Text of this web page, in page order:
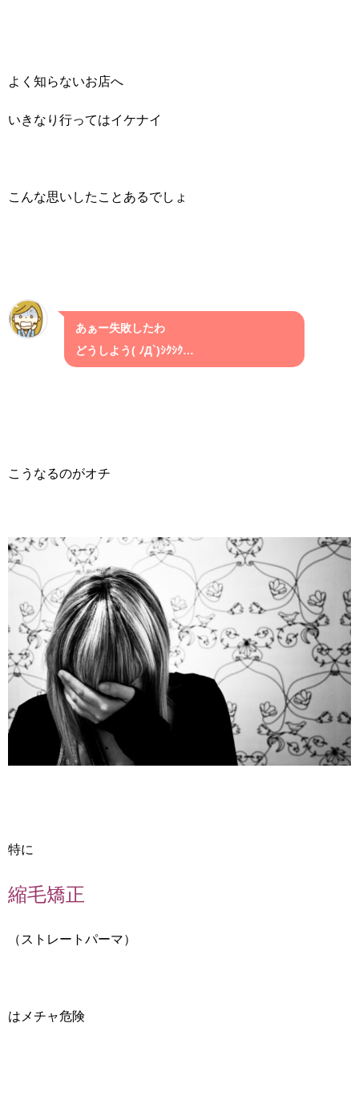
よく知らないお店へ
いきなり行ってはイケナイ
こんな思いしたことあるでしょ
あぁー失敗したわ
どうしよう( ﾉД`)ｼｸｼｸ…
こうなるのがオチ
特に
縮毛矯正
（ストレートパーマ）
はメチャ危険